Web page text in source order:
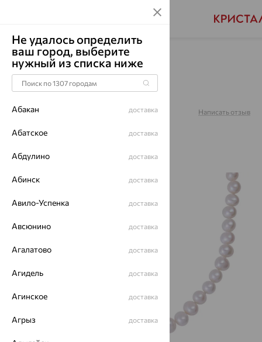
Главная Каталог Колье Жемчуг
Бусы, серебро, жемчуг,
014601S1D7.5.50
Артикул: Написать отзыв
Не удалось определить
ваш город, выберите
нужный из списка ниже
Абакан доставка
Абатское доставка
Абдулино доставка
Абинск доставка
Авило-Успенка доставка
Авсюнино доставка
Агалатово доставка
Агидель доставка
Агинское доставка
Агрыз доставка